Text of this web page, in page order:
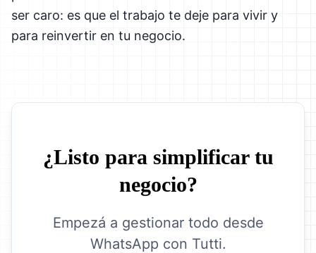
ser caro: es que el trabajo te deje para vivir y
para reinvertir en tu negocio.
¿Listo para simplificar tu
negocio?
Empezá a gestionar todo desde
WhatsApp con Tutti.